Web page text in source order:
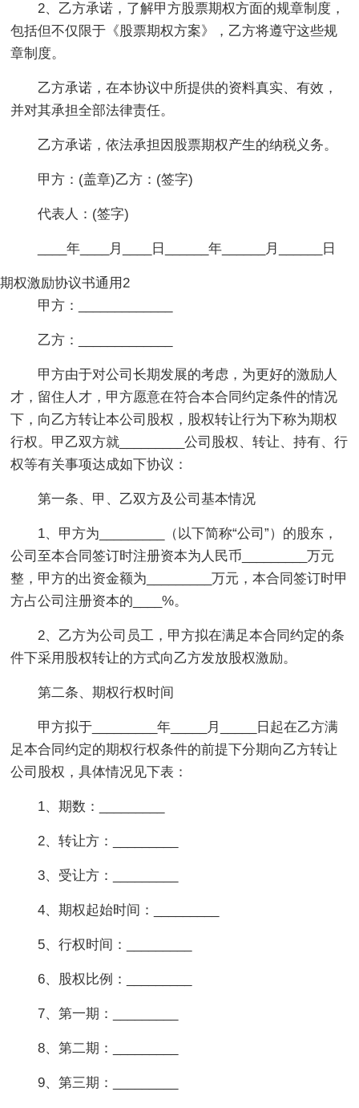
2、乙方承诺，了解甲方股票期权方面的规章制度，
包括但不仅限于《股票期权方案》，乙方将遵守这些规
章制度。
乙方承诺，在本协议中所提供的资料真实、有效，
并对其承担全部法律责任。
乙方承诺，依法承担因股票期权产生的纳税义务。
甲方：(盖章)乙方：(签字)
代表人：(签字)
____年____月____日______年______月______日
期权激励协议书通用2
甲方：_____________
乙方：_____________
甲方由于对公司长期发展的考虑，为更好的激励人
才，留住人才，甲方愿意在符合本合同约定条件的情况
下，向乙方转让本公司股权，股权转让行为下称为期权
行权。甲乙双方就_________公司股权、转让、持有、行
权等有关事项达成如下协议：
第一条、甲、乙双方及公司基本情况
1、甲方为_________（以下简称“公司”）的股东，
公司至本合同签订时注册资本为人民币_________万元
整，甲方的出资金额为_________万元，本合同签订时甲
方占公司注册资本的____%。
2、乙方为公司员工，甲方拟在满足本合同约定的条
件下采用股权转让的方式向乙方发放股权激励。
第二条、期权行权时间
甲方拟于_________年_____月_____日起在乙方满
足本合同约定的期权行权条件的前提下分期向乙方转让
公司股权，具体情况见下表：
1、期数：_________
2、转让方：_________
3、受让方：_________
4、期权起始时间：_________
5、行权时间：_________
6、股权比例：_________
7、第一期：_________
8、第二期：_________
9、第三期：_________